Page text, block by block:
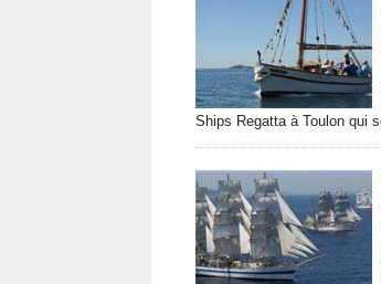
Ships Regatta à Toulon qui